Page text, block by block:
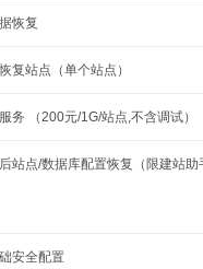
恢复
复站点（单个站点）
务 （200元/1G/站点,不含调试）
站点/数据库配置恢复（限建站
安全配置